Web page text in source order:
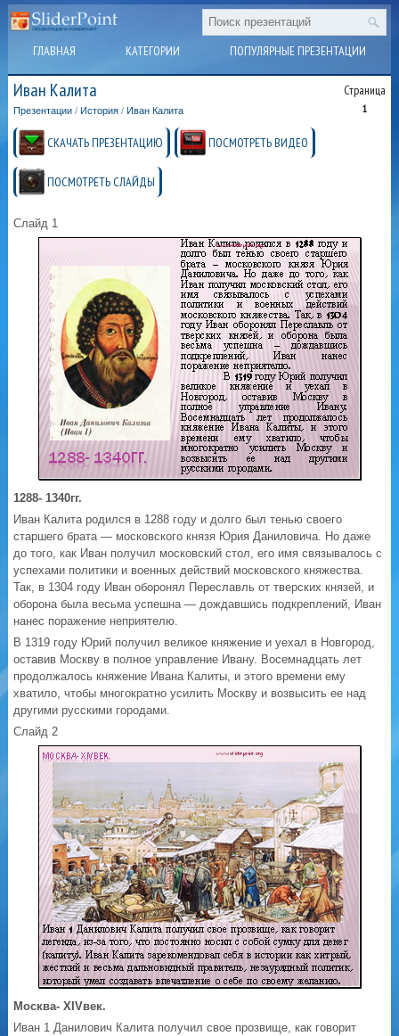
ГЛАВНАЯ КАТЕГОРИИ ПОПУЛЯРНЫЕ ПРЕЗЕНТАЦИИ
Иван Калита Страница
1
Презентации / История / Иван Калита
СКАЧАТЬ ПРЕЗЕНТАЦИЮ ПОСМОТРЕТЬ ВИДЕО
ПОСМОТРЕТЬ СЛАЙДЫ
Слайд 1
1288- 1340гг.
Иван Калита родился в 1288 году и долго был тенью своего
старшего брата — московского князя Юрия Даниловича. Но даже
до того, как Иван получил московский стол, его имя связывалось с
успехами политики и военных действий московского княжества.
Так, в 1304 году Иван оборонял Переславль от тверских князей, и
оборона была весьма успешна — дождавшись подкреплений, Иван
нанес поражение неприятелю.
В 1319 году Юрий получил великое княжение и уехал в Новгород,
оставив Москву в полное управление Ивану. Восемнадцать лет
продолжалось княжение Ивана Калиты, и этого времени ему
хватило, чтобы многократно усилить Москву и возвысить ее над
другими русскими городами.
Слайд 2
Москва- ХIVвек.
Иван 1 Данилович Калита получил свое прозвище, как говорит